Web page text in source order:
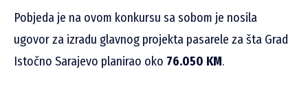
Pobjeda je na ovom konkursu sa sobom je nosila
ugovor za izradu glavnog projekta pasarele za šta Grad
Istočno Sarajevo planirao oko 76.050 KM.